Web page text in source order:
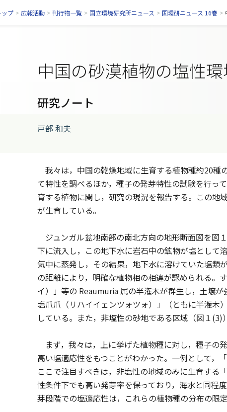
ます）
開きます）
で開きます）
ップ > 広報活動 > 刊行物一覧 > 国立環境研究所ニュース > 国環研ニュース 16巻 >
中国の砂漠植物の塩性
研究ノート
戸部 和夫
我々は，中国の乾燥地域に生育する植物種約20種
て特性を調べるほか，種子の発芽特性の試験を行っ
育する植物に関し，研究の現況を報告する。この地
が生育している。
ジュンガル盆地南部の南北方向の地形断面図を図
下に流入し，この地下水に岩石中の鉱物が塩として
気中に蒸発し，その結果，地下水に溶けていた塩類
の距離により，明確な植物相の相違が認められる。
イ）」等の Reaumuria 属の半潅木が群生し，土壌
塩爪爪（リハイイェンツォツォ）」（ともに半潅木
している。また，非塩性の砂地である区域（図１
まず，我々は，上に挙げた植物種に対し，種子の
高い塩適応性をもつことがわかった。一例として，
ここで注目すべきは，非塩性の地域のみに生育する
性条件下でも高い発芽率を保っており，海水と同程
芽段階での塩適応性は，これらの植物種の分布の限